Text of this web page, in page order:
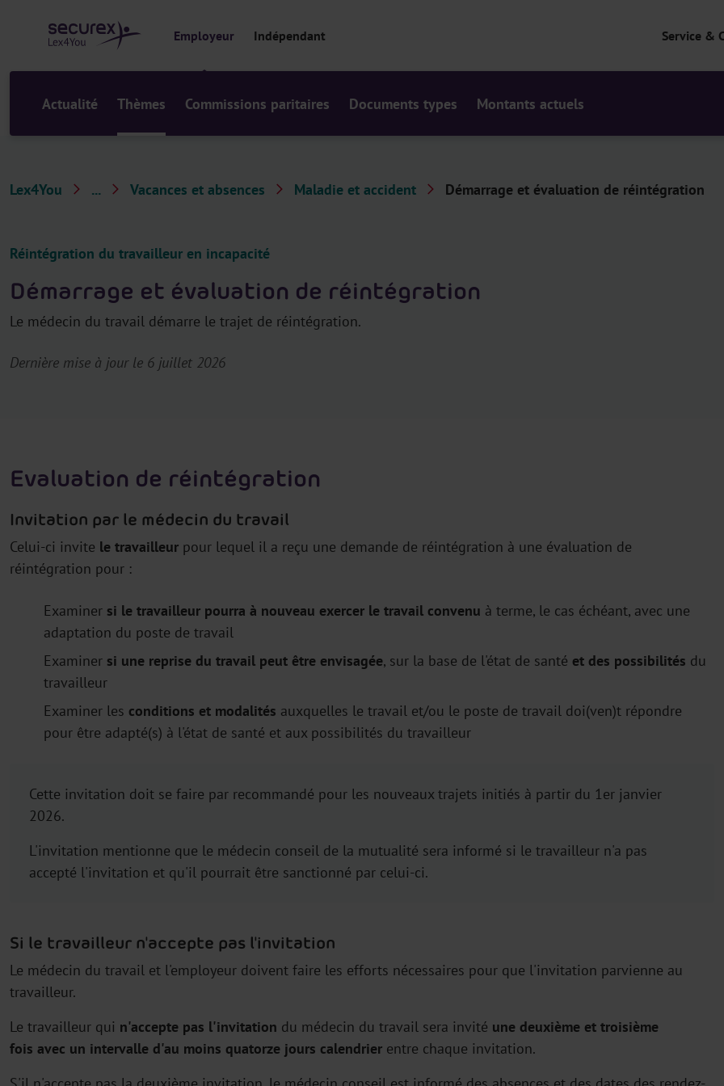
Employeur Indépendant Service &
Actualité Thèmes Commissions paritaires Documents types Montants actuels
Lex4You
...
è
e
s
Vacances et absences Maladie et accident Démarrage et évaluation de réintégration
Réintégration du travailleur en incapacité
Démarrage et évaluation de réintégration
Le médecin du travail démarre le trajet de réintégration.
Dernière mise à jour le 6 juillet 2026
Evaluation de réintégration
Invitation par le médecin du travail
Celui-ci invite le travailleur pour lequel il a reçu une demande de réintégration à une évaluation de
réintégration pour :
Examiner si le travailleur pourra à nouveau exercer le travail convenu à terme, le cas échéant, avec une
adaptation du poste de travail
Examiner si une reprise du travail peut être envisagée, sur la base de l'état de santé et des possibilités du
travailleur
Examiner les conditions et modalités auxquelles le travail et/ou le poste de travail doi(ven)t répondre
pour être adapté(s) à l'état de santé et aux possibilités du travailleur
Cette invitation doit se faire par recommandé pour les nouveaux trajets initiés à partir du 1er janvier
2026.
L'invitation mentionne que le médecin conseil de la mutualité sera informé si le travailleur n'a pas
accepté l'invitation et qu'il pourrait être sanctionné par celui-ci.
Si le travailleur n'accepte pas l'invitation
Le médecin du travail et l'employeur doivent faire les efforts nécessaires pour que l'invitation parvienne au
travailleur.
Le travailleur qui n'accepte pas l'invitation du médecin du travail sera invité une deuxième et troisième
fois avec un intervalle d'au moins quatorze jours calendrier entre chaque invitation.